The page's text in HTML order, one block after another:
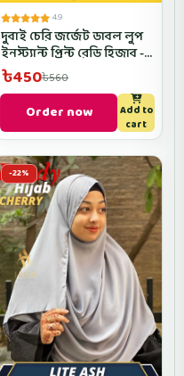
4.9
দুবাই চেরি জর্জেট ডাবল লুপ
ইনস্ট্যান্ট প্রিন্ট রেডি হিজাব -
PRHD1- Eit Color
৳450৳560
Order now
Add to
cart
-22%